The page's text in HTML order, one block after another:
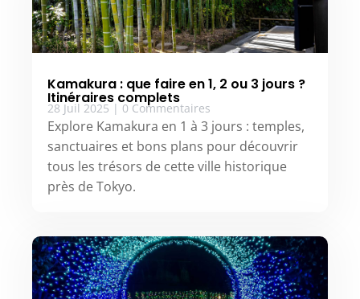
Kamakura : que faire en 1, 2 ou 3 jours ?
Itinéraires complets
28 Juil 2025 | 0 Commentaires
Explore Kamakura en 1 à 3 jours : temples,
sanctuaires et bons plans pour découvrir
tous les trésors de cette ville historique
près de Tokyo.